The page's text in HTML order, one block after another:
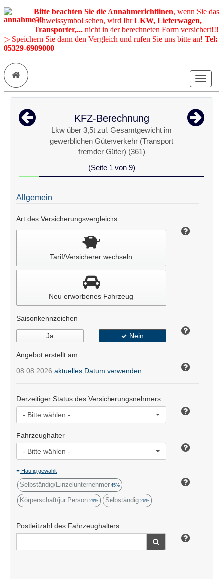
Bitte beachten Sie die Annahmerichtlinen, wenn Sie das
Hinweissymbol sehen, wird IhrLKW, Lieferwagen,
Transporter,... nicht in der berechneten Form versichert!!!
▷ Speichern Sie dann den Vergleich und rufen Sie uns bitte an! Tel:
05329-6909000